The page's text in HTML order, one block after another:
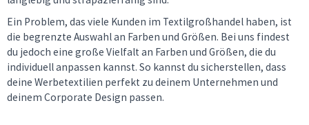
Ein Problem, das viele Kunden im Textilgroßhandel haben, ist
die begrenzte Auswahl an Farben und Größen. Bei uns findest
du jedoch eine große Vielfalt an Farben und Größen, die du
individuell anpassen kannst. So kannst du sicherstellen, dass
deine Werbetextilien perfekt zu deinem Unternehmen und
deinem Corporate Design passen.